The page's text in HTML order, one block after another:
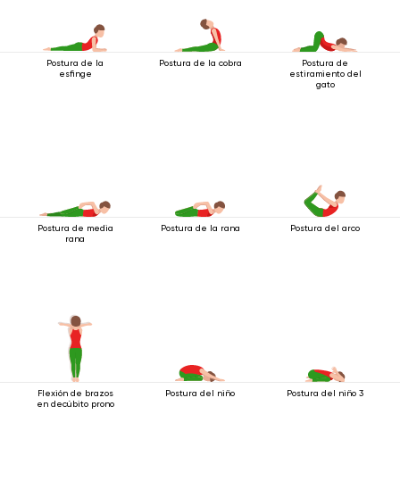
Postura de la
esfinge
Postura de la cobra
Postura de
estiramiento del
gato
Postura de media
rana
Postura de la rana Postura del arco
Flexión de brazos
en decúbito prono
Postura del niño Postura del niño 3